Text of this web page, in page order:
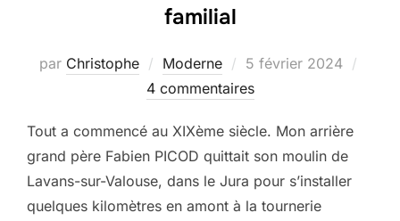
familial
par Christophe Moderne
Publié
le
5 février 2024
4 commentaires
Tout a commencé au XIXème siècle. Mon arrière
grand père Fabien PICOD quittait son moulin de
Lavans-sur-Valouse, dans le Jura pour s’installer
quelques kilomètres en amont à la tournerie